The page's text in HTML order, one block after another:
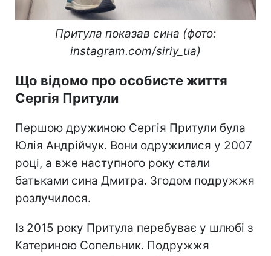
Притула показав сина (фото:
instagram.com/siriy_ua)
Що відомо про особисте життя
Сергія Притули
Першою дружиною Сергія Притули була
Юлія Андрійчук. Вони одружилися у 2007
році, а вже наступного року стали
батьками сина Дмитра. Згодом подружжя
розлучилося.
Із 2015 року Притула перебуває у шлюбі з
Катериною Сопельник. Подружжя